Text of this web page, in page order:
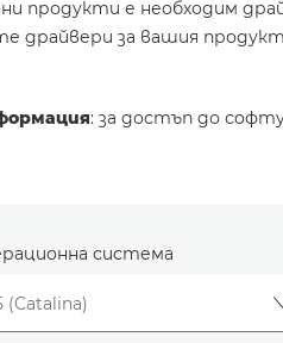
продукти е необходим
драйвери за вашия
: за достъп до
система